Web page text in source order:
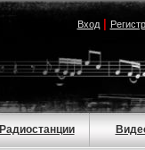
Вход|
Радиостанции